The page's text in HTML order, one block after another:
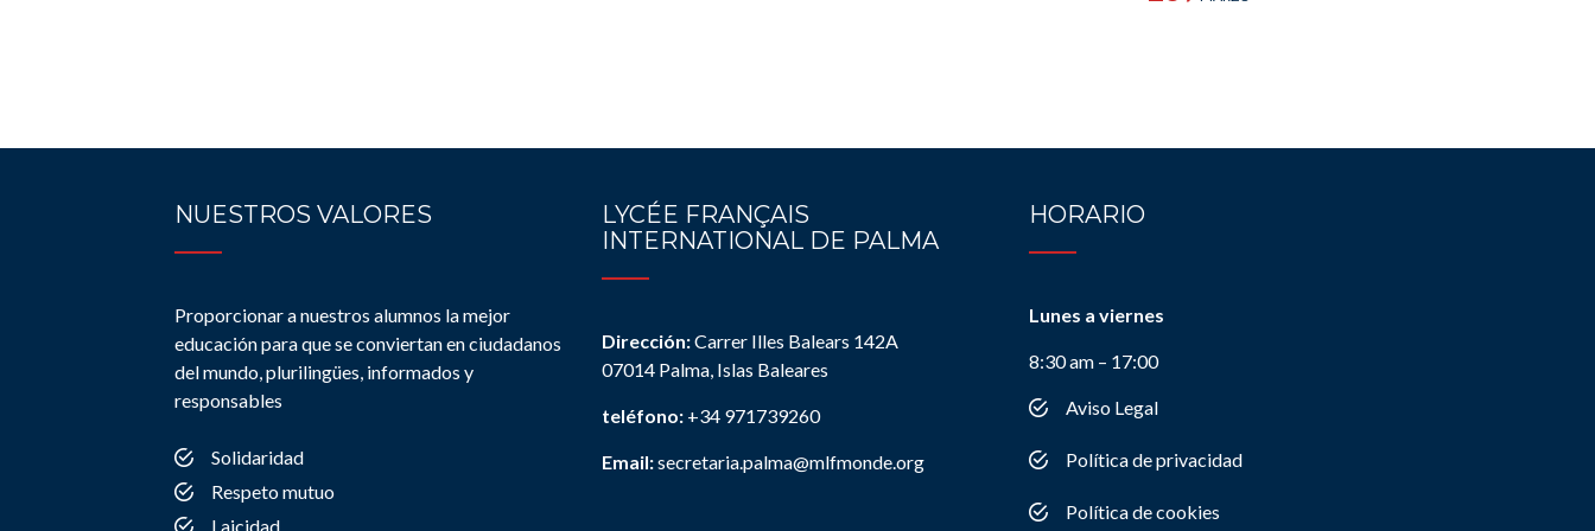
NUESTROS VALORES
Proporcionar a nuestros alumnos la mejor
educación para que se conviertan en ciudadanos
del mundo, plurilingües, informados y
responsables
Solidaridad
Respeto mutuo
Laicidad
LYCÉE FRANÇAIS
INTERNATIONAL DE PALMA
Dirección:Carrer Illes Balears 142A
07014 Palma, Islas Baleares
teléfono: +34 971739260
Email:secretaria.palma@mlfmonde.org
HORARIO
Lunes a viernes
8:30 am – 17:00
Aviso Legal
Política de privacidad
Política de cookies